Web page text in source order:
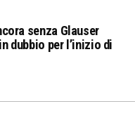
senza Glauser
dubbio per l’inizio di